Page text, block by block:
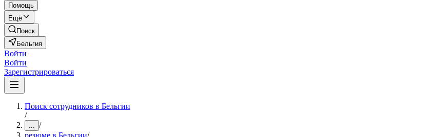
Помощь
Ещё
Поиск
Бельгия
Войти
Войти
Зарегистрироваться
Поиск сотрудников в Бельгии
/
... /
резюме в Бельгии/